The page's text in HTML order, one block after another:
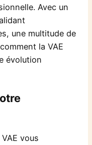
Avec un
une multitude de
la VAE
évolution
vous